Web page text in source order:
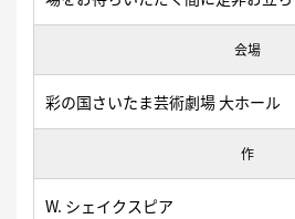
会場
彩の国さいたま芸術劇場 大ホール
作
W. シェイクスピア